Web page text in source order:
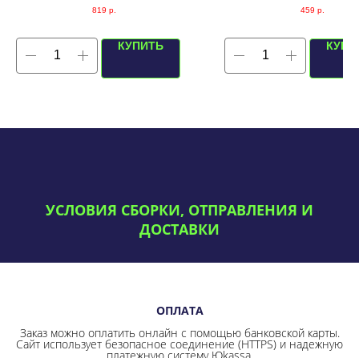
819 р.
КУПИТЬ
459 р.
УСЛОВИЯ СБОРКИ, ОТПРАВЛЕНИЯ И
ДОСТАВКИ
ОПЛАТА
Заказ можно оплатить онлайн с помощью банковской карты.
Сайт использует безопасное соединение (HTTPS) и надежную